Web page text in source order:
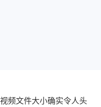
频文件大小确实令人头